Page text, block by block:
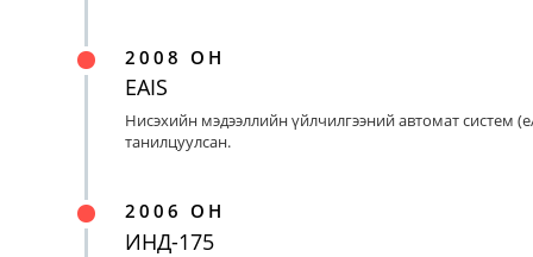
2008 ОН
EAIS
Нисэхийн мэдээллийн үйлчилгээний автомат систем
танилцуулсан.
2006 ОН
ИНД-175